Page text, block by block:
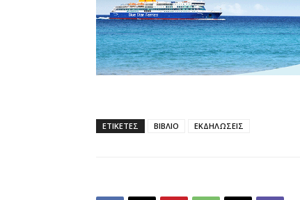
ΕΤΙΚΕΤΕΣ ΒΙΒΛΙΟ ΕΚΔΗΛΩΣΕΙΣ